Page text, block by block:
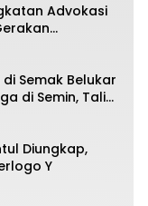
Advokasi
DIY
Semak Belukar
di Semin, Tali
Diungkap,
Y